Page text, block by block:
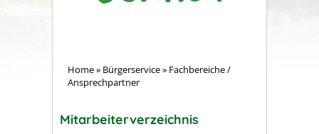
Home» Bürgerservice» Fachbereiche /
Ansprechpartner
Mitarbeiterverzeichnis